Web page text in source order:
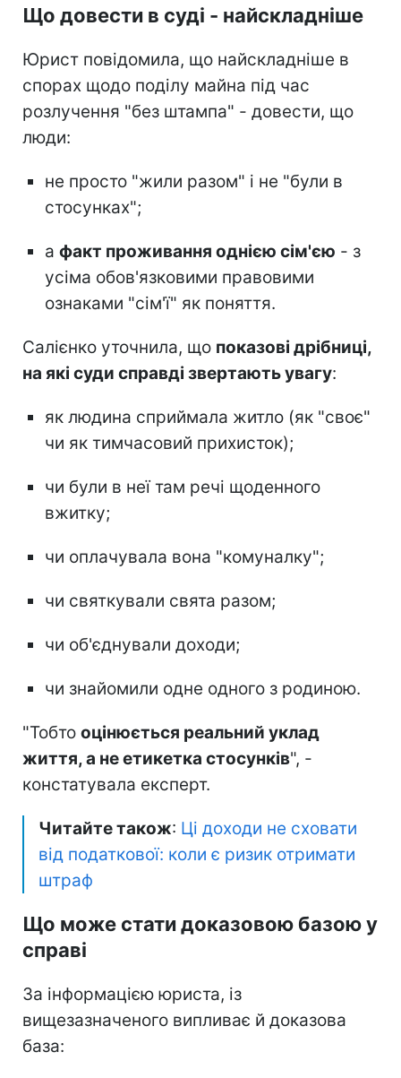
Що довести в суді - найскладніше
Юрист повідомила, що найскладніше в
спорах щодо поділу майна під час
розлучення "без штампа" - довести, що
люди:
не просто "жили разом" і не "були в
стосунках";
а факт проживання однією сім'єю - з
усіма обов'язковими правовими
ознаками "сім'ї" як поняття.
Салієнко уточнила, що показові дрібниці,
на які суди справді звертають увагу:
як людина сприймала житло (як "своє"
чи як тимчасовий прихисток);
чи були в неї там речі щоденного
вжитку;
чи оплачувала вона "комуналку";
чи святкували свята разом;
чи об'єднували доходи;
чи знайомили одне одного з родиною.
"Тобто оцінюється реальний уклад
життя, а не етикетка стосунків", -
констатувала експерт.
Читайте також: Ці доходи не сховати
від податкової: коли є ризик отримати
штраф
Що може стати доказовою базою у
справі
За інформацією юриста, із
вищезазначеного випливає й доказова
база: